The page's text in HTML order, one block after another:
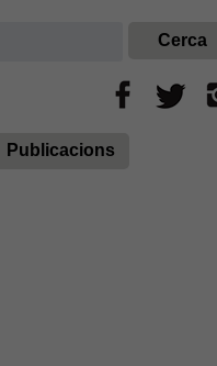
Publicacions